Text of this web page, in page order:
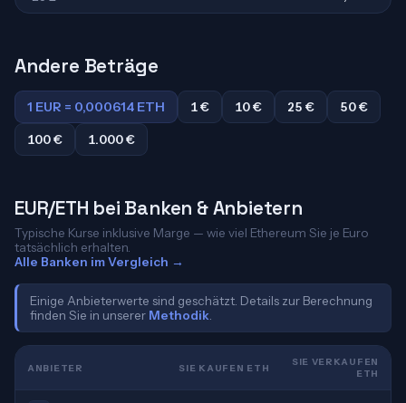
Andere Beträge
1 EUR = 0,000614 ETH 1 € 10 € 25 €
50 €
100 €
1.000 €
EUR/ETH bei Banken & Anbietern
Typische Kurse inklusive Marge — wie viel Ethereum Sie je Euro
tatsächlich erhalten.
Alle Banken im Vergleich →
Einige Anbieterwerte sind geschätzt. Details zur Berechnung
finden Sie in unserer Methodik
ANBIETER SIE KAUFEN ETH
SIE VERKAUFEN
ETH